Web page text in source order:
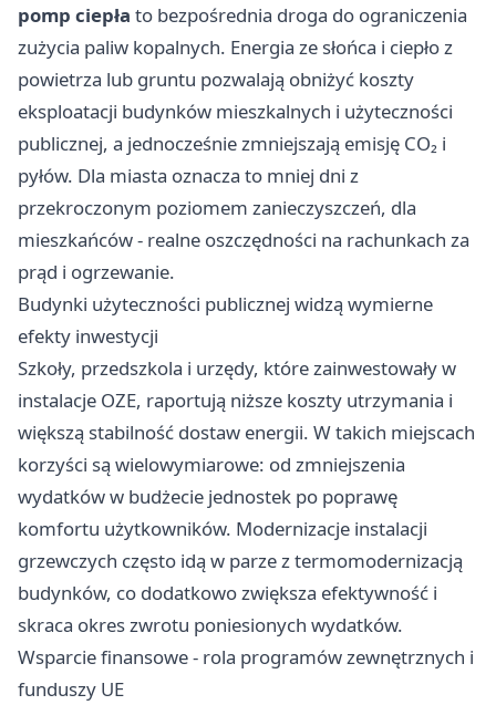
pomp ciepła to bezpośrednia droga do ograniczenia
zużycia paliw kopalnych. Energia ze słońca i ciepło z
powietrza lub gruntu pozwalają obniżyć koszty
eksploatacji budynków mieszkalnych i użyteczności
publicznej, a jednocześnie zmniejszają emisję CO₂ i
pyłów. Dla miasta oznacza to mniej dni z
przekroczonym poziomem zanieczyszczeń, dla
mieszkańców - realne oszczędności na rachunkach za
prąd i ogrzewanie.
Budynki użyteczności publicznej widzą wymierne
efekty inwestycji
Szkoły, przedszkola i urzędy, które zainwestowały w
instalacje OZE, raportują niższe koszty utrzymania i
większą stabilność dostaw energii. W takich miejscach
korzyści są wielowymiarowe: od zmniejszenia
wydatków w budżecie jednostek po poprawę
komfortu użytkowników. Modernizacje instalacji
grzewczych często idą w parze z termomodernizacją
budynków, co dodatkowo zwiększa efektywność i
skraca okres zwrotu poniesionych wydatków.
Wsparcie finansowe - rola programów zewnętrznych i
funduszy UE